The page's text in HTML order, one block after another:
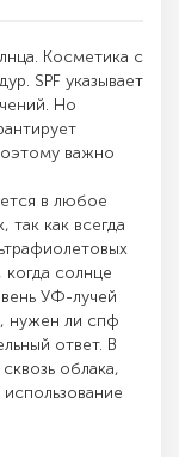
Косметика с
SPF указывает
Но
важно
в любое
так как всегда
солнце
УФ-лучей
нужен ли спф
ответ. В
облака,